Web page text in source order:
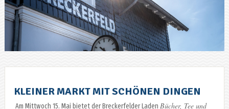
KLEINER MARKT MIT SCHÖNEN DINGEN
Am Mittwoch 15. Mai bietet der Breckerfelder Laden Bücher, Tee und